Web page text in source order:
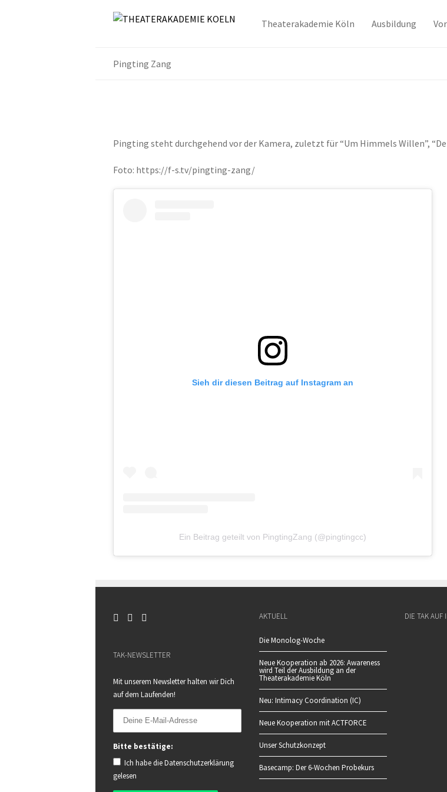
Theaterakademie Köln Ausbildung
Pingting Zang
Pingting steht durchgehend vor der Kamera, zuletzt für “Um Himmels Willen”,
Foto: https://f-s.tv/pingting-zang/
Sieh dir diesen Beitrag auf Instagram an
Ein Beitrag geteilt von PingtingZang (@pingtingcc)
TAK-NEWSLETTER
Mit unserem Newsletter halten wir Dich
auf dem Laufenden!
Bitte bestätige:
Ich habe dieDatenschutzerklärung
gelesen
AKTUELL
Die Monolog-Woche
Neue Kooperation ab 2026: Awareness
wird Teil der Ausbildung an der
Theaterakademie Köln
Neu: Intimacy Coordination (IC)
Neue Kooperation mit ACTFORCE
Unser Schutzkonzept
Basecamp: Der 6-Wochen Probekurs
DIE TAK AUF